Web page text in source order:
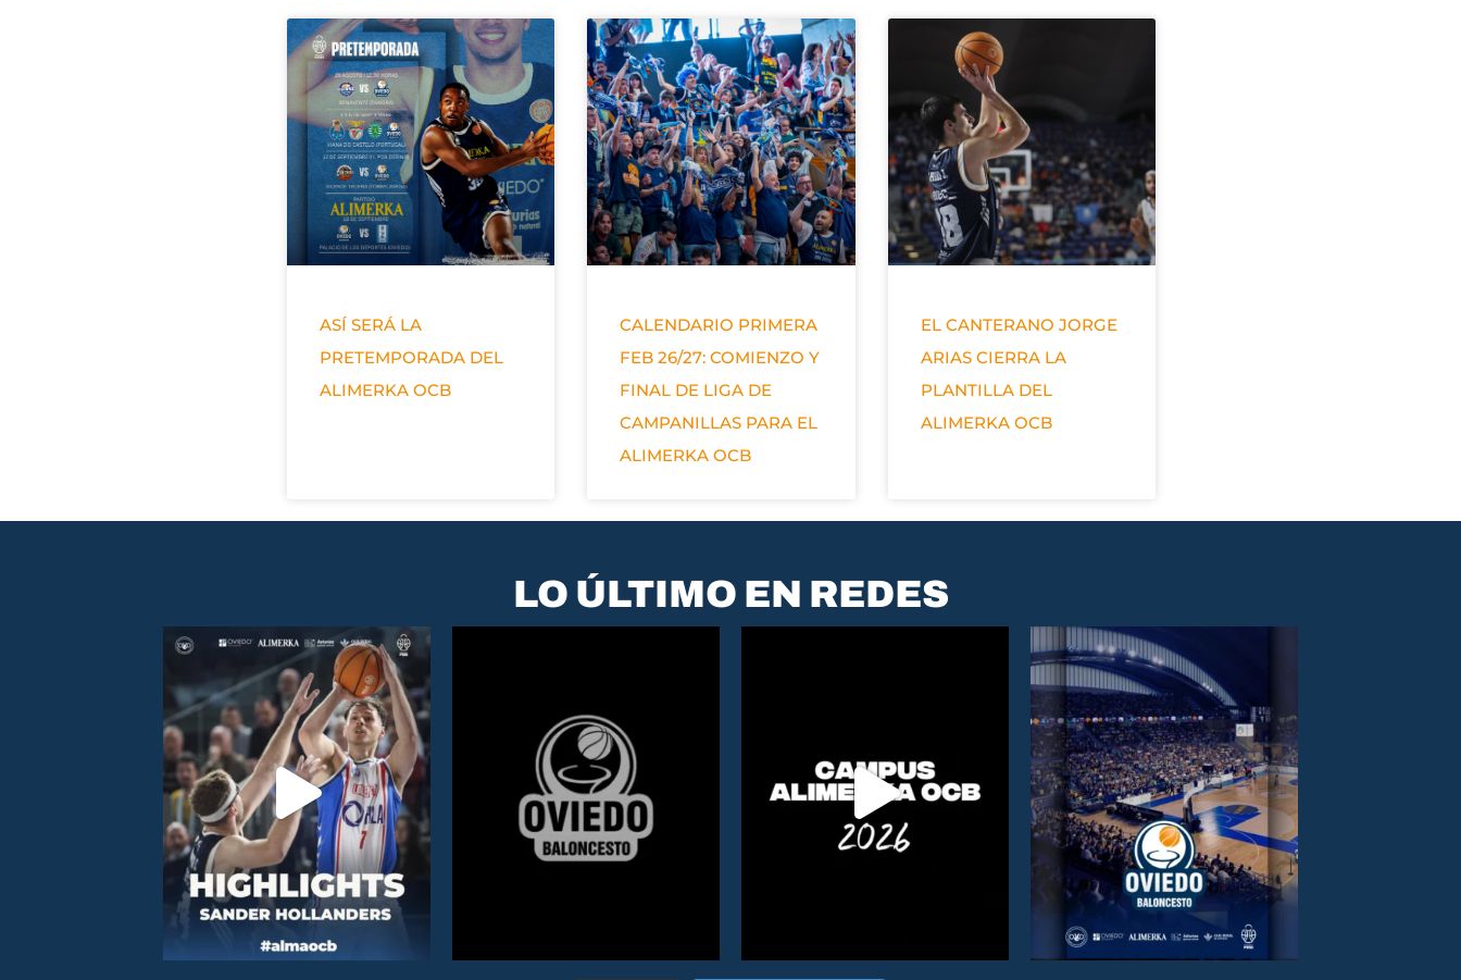
ASÍ SERÁ LA
PRETEMPORADA DEL
ALIMERKA OCB
CALENDARIO PRIMERA
FEB 26/27: COMIENZO Y
FINAL DE LIGA DE
CAMPANILLAS PARA EL
ALIMERKA OCB
EL CANTERANO JORGE
ARIAS CIERRA LA
PLANTILLA DEL
ALIMERKA OCB
LO ÚLTIMO EN REDES